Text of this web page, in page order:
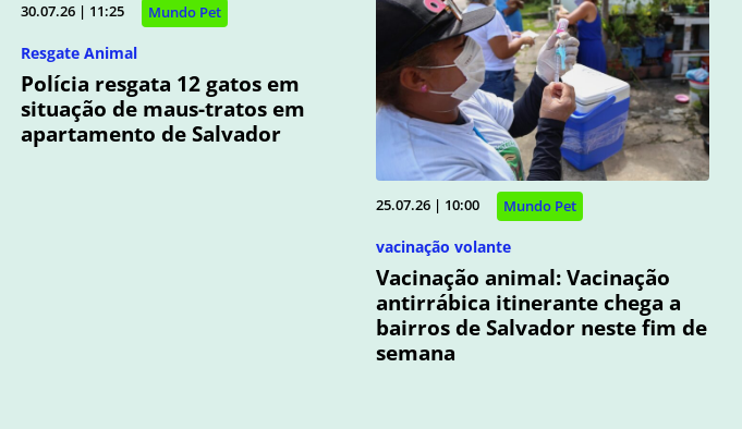
30.07.26 | 11:25 Mundo Pet
Resgate Animal
Polícia resgata 12 gatos em
situação de maus-tratos em
apartamento de Salvador
25.07.26 | 10:00 Mundo Pet
vacinação volante
Vacinação animal: Vacinação
antirrábica itinerante chega a
bairros de Salvador neste fim de
semana